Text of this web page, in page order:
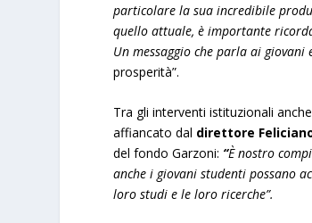
particolare la sua incredibile
quello attuale, è importante
Un messaggio che parla ai
prosperità”.
Tra gli interventi istituzionali
affiancato dal direttore
del fondo Garzoni: “È nostro
anche i giovani studenti possano
loro studi e le loro ricerche”.